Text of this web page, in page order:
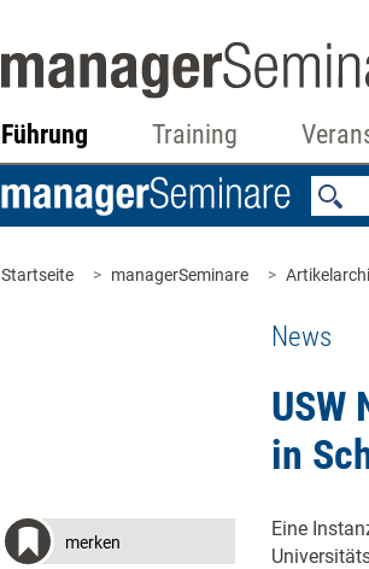
Führung Training
Startseite managerSeminare
News
USW
in
merken
Eine